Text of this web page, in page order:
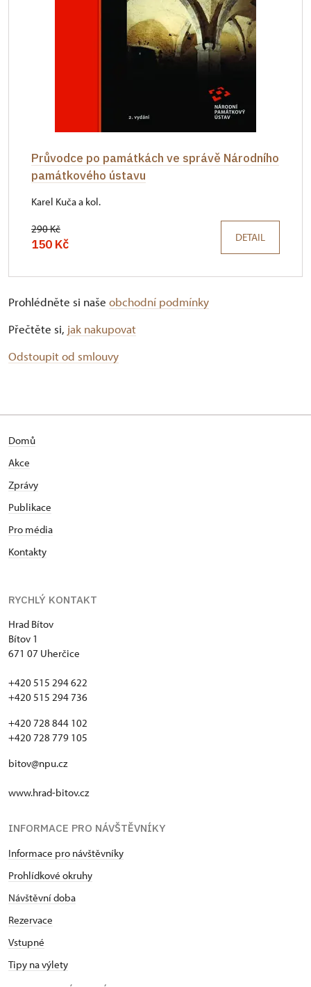
Průvodce po památkách ve správě Národního
památkového ústavu
Karel Kuča a kol.
290 Kč
150 Kč DETAIL
Prohlédněte si naše obchodní podmínky
Přečtěte si, jak nakupovat
Odstoupit od smlouvy
Domů
Akce
Zprávy
Publikace
Pro média
Kontakty
RYCHLÝ KONTAKT
Hrad Bítov
Bítov 1
671 07 Uherčice
+420 515 294 622
+420 515 294 736
+420 728 844 102
+420 728 779 105
bitov@npu.cz
www.hrad-bitov.cz
INFORMACE PRO NÁVŠTĚVNÍKY
Informace pro návštěvníky
Prohlídkové okruhy
Návštěvní doba
Rezervace
Vstupné
Tipy na výlety